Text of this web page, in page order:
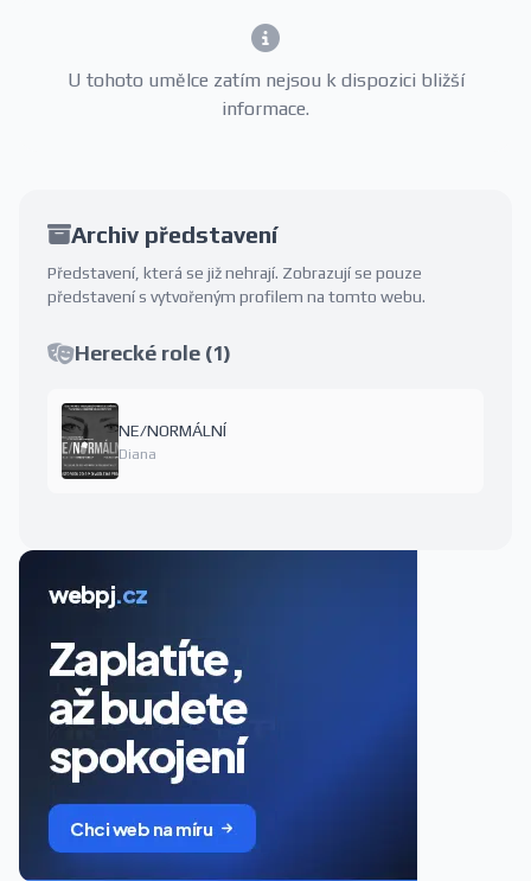
U tohoto umělce zatím nejsou k dispozici bližší
informace.
Archiv představení
Představení, která se již nehrají. Zobrazují se pouze
představení s vytvořeným profilem na tomto webu.
Herecké role (1)
NE/NORMÁLNÍ
Diana